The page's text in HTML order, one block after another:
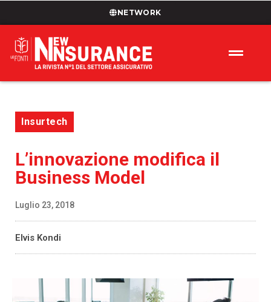
NETWORK
Insurtech
L’innovazione modifica il
Business Model
Luglio 23, 2018
Elvis Kondi